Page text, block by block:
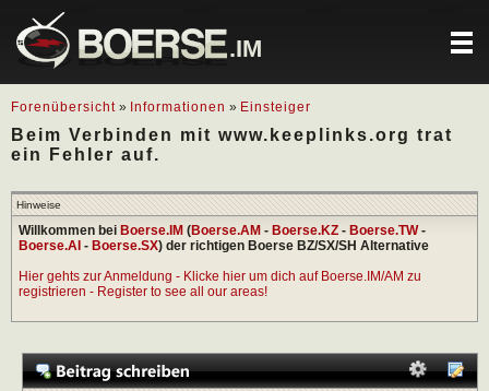
.IM
Forenübersicht » Informationen » Einsteiger
Beim Verbinden mit www.keeplinks.org trat
ein Fehler auf.
Hinweise
Willkommen bei Boerse.IM (Boerse.AM - Boerse.KZ - Boerse.TW-
Boerse.AI - Boerse.SX) der richtigen Boerse BZ/SX/SH Alternative
Hier gehts zur Anmeldung - Klicke hier um dich auf Boerse.IM/AM zu
registrieren - Register to see all our areas!